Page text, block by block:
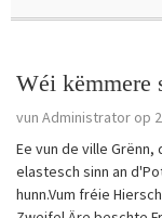
Wéi këmmere
vun Administrator op
Ee vun de ville
elastesch sinn an
hunn.Vum fréie